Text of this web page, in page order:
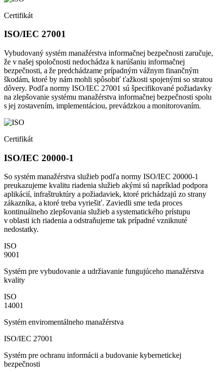
Certifikát
ISO/IEC 27001
Vybudovaný systém manažérstva informačnej bezpečnosti zaručuje,
že v našej spoločnosti nedochádza k narúšaniu informačnej
bezpečnosti, a že predchádzame prípadným vážnym finančným
škodám, ktoré by nám mohli spôsobiť ťažkosti spojenými so stratou
dôvery. Podľa normy ISO/IEC 27001 sú špecifikované požiadavky
na zlepšovanie systému manažérstva informačnej bezpečnosti spolu
s jej zostavením, implementáciou, prevádzkou a monitorovaním.
Certifikát
ISO/IEC 20000-1
So systém manažérstva služieb podľa normy ISO/IEC 20000-1
preukazujeme kvalitu riadenia služieb akými sú napríklad podpora
aplikácií, infraštruktúry a požiadaviek, ktoré prichádzajú zo strany
zákazníka, a ktoré treba vyriešiť. Zaviedli sme teda proces
kontinuálneho zlepšovania služieb a systematického prístupu
v oblasti ich riadenia a odstraňujeme tak prípadné vzniknuté
nedostatky.
ISO
9001
Systém pre vybudovanie a udržiavanie fungujúceho manažérstva
kvality
ISO
14001
Systém enviromentálneho manažérstva
ISO/IEC 27001
Systém pre ochranu informácii a budovanie kybernetickej
bezpečnosti